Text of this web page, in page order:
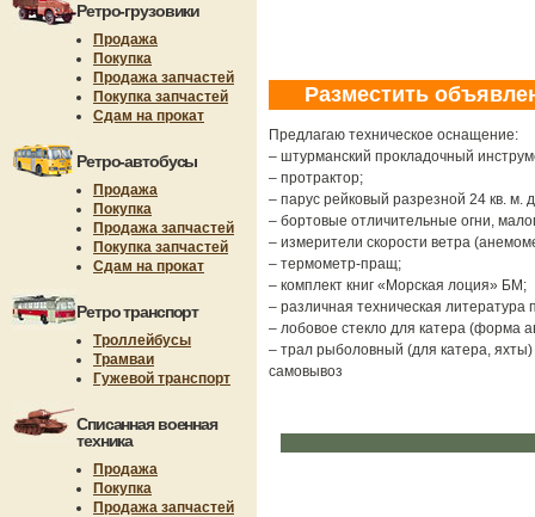
Ретро-грузовики
Продажа
Покупка
Продажа запчастей
Покупка запчастей
Сдам на прокат
Ретро-автобусы
Продажа
Покупка
Продажа запчастей
Покупка запчастей
Сдам на прокат
Ретро транспорт
Троллейбусы
Трамваи
Гужевой транспорт
Списанная военная
техника
Продажа
Покупка
Продажа запчастей
Разместить
Предлагаю техническое оснащение:
– штурманский прокладочный
– протрактор;
– парус рейковый разрезной 24 кв. м.
– бортовые отличительные огни,
– измерители скорости ветра
– термометр-пращ;
– комплект книг «Морская лоция» БМ;
– различная техническая литература
– лобовое стекло для катера (форма
– трал рыболовный (для катера,
самовывоз